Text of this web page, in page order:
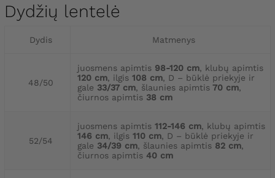
Dydžių lentelė
Dydis Matmenys
48/50
juosmens apimtis 98-120 cm, klubų apimtis
120 cm, ilgis 108 cm, D – būklė priekyje ir
gale 33/37 cm, šlaunies apimtis 70 cm,
čiurnos apimtis 38 cm
52/54
juosmens apimtis 112-146 cm, klubų apimtis
146 cm, ilgis 110 cm, D – būklė priekyje ir
gale 34/39 cm, šlaunies apimtis 82 cm,
čiurnos apimtis 40 cm